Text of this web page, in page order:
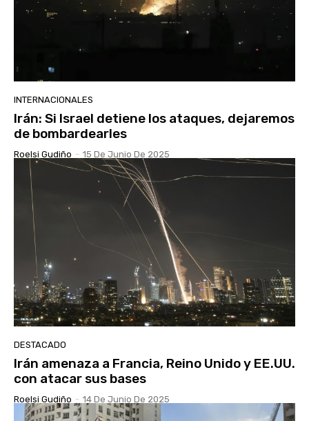
INTERNACIONALES
Irán: Si Israel detiene los ataques, dejaremos
de bombardearles
Roelsi Gudiño - 15 De Junio De 2025
DESTACADO
Irán amenaza a Francia, Reino Unido y EE.UU.
con atacar sus bases
Roelsi Gudiño - 14 De Junio De 2025